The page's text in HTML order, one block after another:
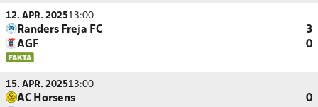
12. APR. 202513:00
Randers Freja FC
3
AGF
0
15. APR. 202513:00
AC Horsens
0